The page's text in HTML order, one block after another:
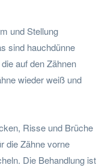
und Stellung
sind hauchdünne
auf den Zähnen
wieder weiß und
Risse und Brüche
die Zähne vorne
Die Behandlung ist